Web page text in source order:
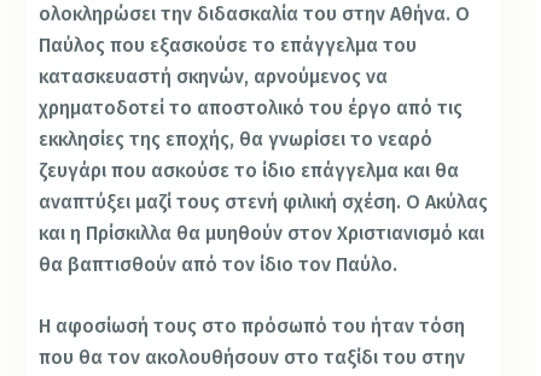
ολοκληρώσει την διδασκαλία του στην Αθήνα. Ο
Παύλος που εξασκούσε το επάγγελμα του
κατασκευαστή σκηνών, αρνούμενος να
χρηματοδοτεί το αποστολικό του έργο από τις
εκκλησίες της εποχής, θα γνωρίσει το νεαρό
ζευγάρι που ασκούσε το ίδιο επάγγελμα και θα
αναπτύξει μαζί τους στενή φιλική σχέση. Ο Ακύλας
και η Πρίσκιλλα θα μυηθούν στον Χριστιανισμό και
θα βαπτισθούν από τον ίδιο τον Παύλο.
Η αφοσίωσή τους στο πρόσωπό του ήταν τόση
που θα τον ακολουθήσουν στο ταξίδι του στην